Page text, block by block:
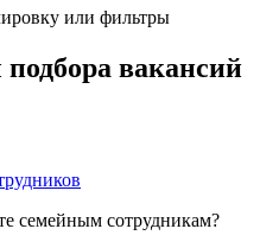
или фильтры
вакансий
семейным сотрудникам?